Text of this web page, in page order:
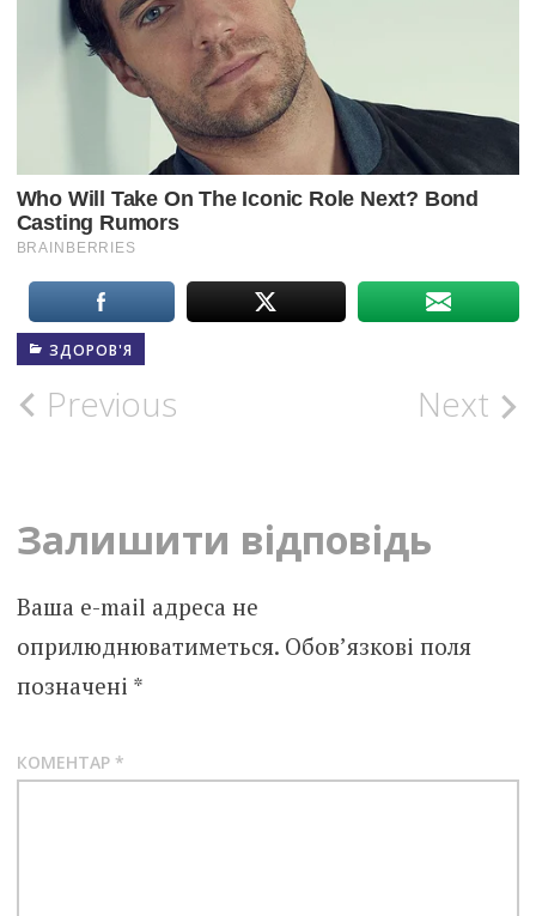
ЗДОРОВ'Я
Post
Previous Next
Залишити відповідь
Ваша e-mail адреса не
оприлюднюватиметься. Обов’язкові поля
позначені *
КОМЕНТАР *